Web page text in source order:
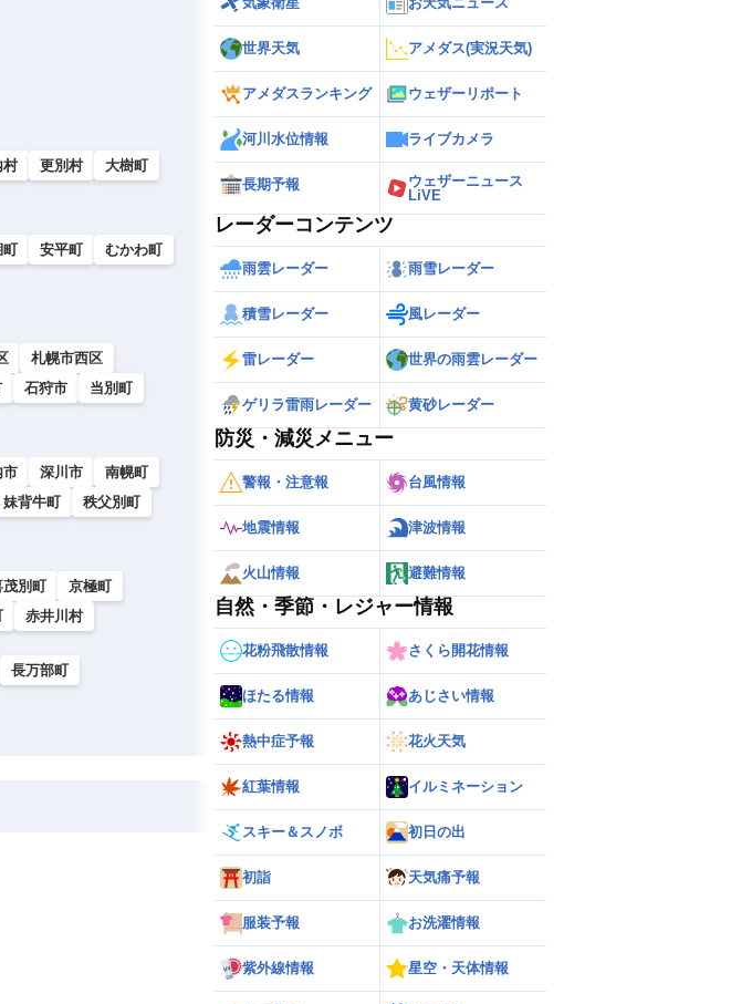
村 更別村
大樹町
町 安平町 むかわ町
札幌市西区
石狩市
当別町
市 深川市
南幌町
妹背牛町
秩父別町
茂別町
京極町
赤井川村
長万部町
世界天気 アメダス(実況天気)
アメダスランキング ウェザーリポート
河川水位情報 ライブカメラ
長期予報
ウェザーニュース
LiVE
レーダーコンテンツ
雨雲レーダー 雨雪レーダー
積雪レーダー 風レーダー
雷レーダー 世界の雨雲レーダー
ゲリラ雷雨レーダー 黄砂レーダー
防災・減災メニュー
警報・注意報 台風情報
地震情報 津波情報
火山情報 避難情報
自然・季節・レジャー情報
花粉飛散情報 さくら開花情報
ほたる情報 あじさい情報
熱中症予報 花火天気
紅葉情報 イルミネーション
スキー＆スノボ 初日の出
初詣 天気痛予報
服装予報 お洗濯情報
紫外線情報 星空・天体情報